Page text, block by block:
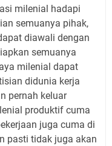
milenial hadapi
semuanya pihak,
diawali dengan
semuanya
milenial dapat
didunia kerja
pernah keluar
produktif cuma
juga cuma di
pasti tidak juga akan